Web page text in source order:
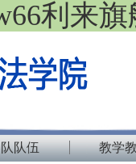
利来
队伍 教学